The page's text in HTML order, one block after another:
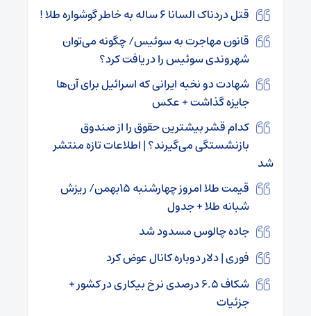
قتل دردناک السانا ۶ ساله به خاطر گوشواره طلا !
قانون مهاجرت به سوئیس/ چگونه می‌توان
شهروندی سوئیس را دریافت کرد؟
شهادت دو نخبه ایرانی که اسرائیل برای آن‌ها
جایزه گذاشت + عکس
کدام قشر بیشترین حقوق را از صندوق
بازنشستگی می‌گیرند؟ | اطلاعات تازه منتشر
شد
قیمت طلا امروز چهارشنبه ۱۵بهمن/ ریزش
شبانه طلا + جدول
جاده چالوس مسدود شد
فوری | دلار دوباره کانال عوض کرد
شکاف ۶.۵ درصدی نرخ بیکاری در کشور +
جزئیات